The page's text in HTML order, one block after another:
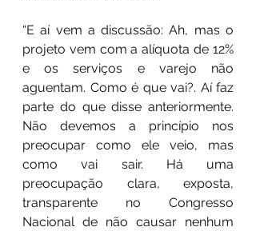
“E aí vem a discussão: Ah, mas o
projeto vem com a alíquota de 12%
e os serviços e varejo não
aguentam. Como é que vai?. Aí faz
parte do que disse anteriormente.
Não devemos a princípio nos
preocupar como ele veio, mas
como vai sair. Há uma
preocupação clara, exposta,
transparente no Congresso
Nacional de não causar nenhum